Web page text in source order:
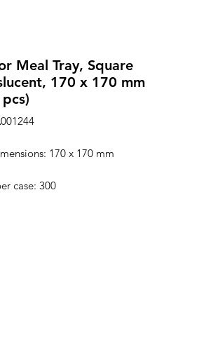
Meal Tray, Square
170 x 170 mm
170 x 170 mm
case: 300